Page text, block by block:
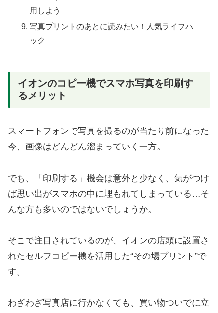
用しよう
写真プリントのあとに読みたい！人気ライフハ
ック
イオンのコピー機でスマホ写真を印刷す
るメリット
スマートフォンで写真を撮るのが当たり前になった
今、画像はどんどん溜まっていく一方。
でも、「印刷する」機会は意外と少なく、気がつけ
ば思い出がスマホの中に埋もれてしまっている…そ
んな方も多いのではないでしょうか。
そこで注目されているのが、イオンの店頭に設置さ
れたセルフコピー機を活用した“その場プリント”で
す。
わざわざ写真店に行かなくても、買い物ついでに立